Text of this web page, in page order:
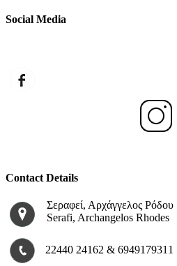
Social Media
Contact Details
Σεραφεί, Αρχάγγελος Ρόδου
Serafi, Archangelos Rhodes
22440 24162 & 6949179311